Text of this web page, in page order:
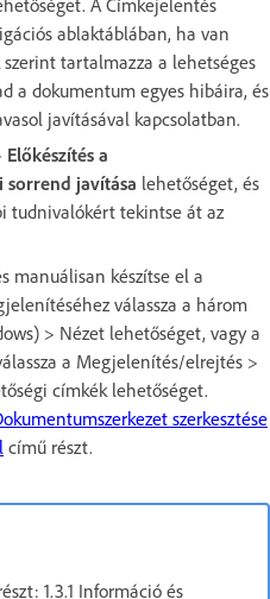
ablaktáblában, ha van
tartalmazza a lehetséges
a dokumentum egyes hibáira, és
javításával kapcsolatban.
Előkészítés a
sorrend javítása lehetőséget, és
tudnivalókért tekintse át az
manuálisan készítse el a
válassza a három
> Nézet lehetőséget, vagy a
a Megjelenítés/elrejtés >
címkék lehetőséget.
szerkesztése
című részt.
1.3.1 Információ és